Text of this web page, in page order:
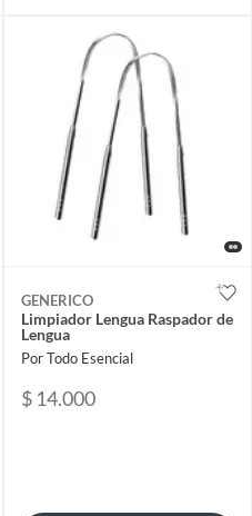
GENERICO
Limpiador Lengua Raspador de
Lengua
Por Todo Esencial
$ 14.000